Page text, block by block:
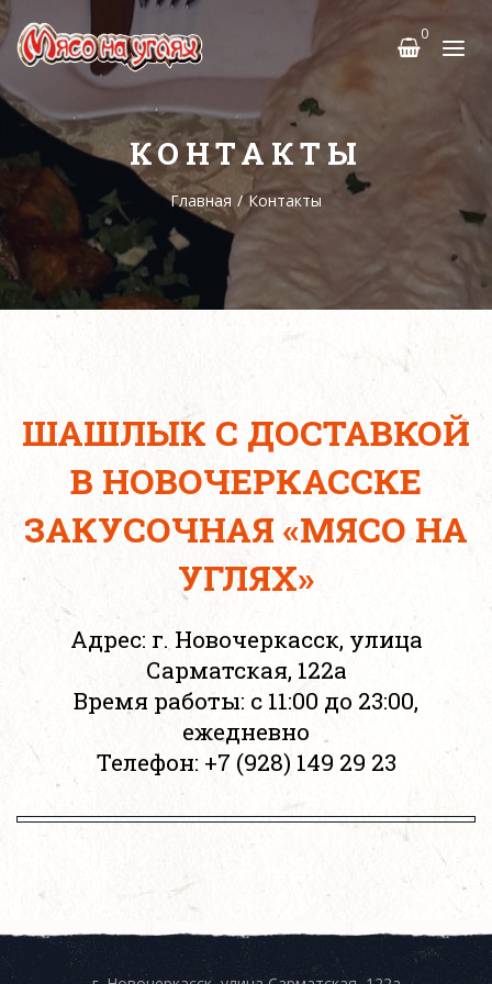
0
КОНТАКТЫ
Главная / Контакты
ШАШЛЫК С ДОСТАВКОЙ
В НОВОЧЕРКАССКЕ
ЗАКУСОЧНАЯ «МЯСО НА
УГЛЯХ»
Адрес: г. Новочеркасск, улица
Сарматская, 122а
Время работы: с 11:00 до 23:00,
ежедневно
Телефон: +7 (928) 149 29 23